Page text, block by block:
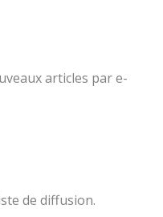
articles par e-
de diffusion.